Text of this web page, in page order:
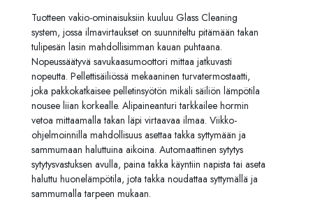
Tuotteen vakio-ominaisuksiin kuuluu Glass Cleaning
system, jossa ilmavirtaukset on suunniteltu pitämään takan
tulipesän lasin mahdollisimman kauan puhtaana.
Nopeussäätyvä savukaasumoottori mittaa jatkuvasti
nopeutta. Pellettisäiliössä mekaaninen turvatermostaatti,
joka pakkokatkaisee pelletinsyötön mikäli säiliön lämpötila
nousee liian korkealle. Alipaineanturi tarkkailee hormin
vetoa mittaamalla takan läpi virtaavaa ilmaa. Viikko-
ohjelmoinnilla mahdollisuus asettaa takka syttymään ja
sammumaan haluttuina aikoina. Automaattinen sytytys
sytytysvastuksen avulla, paina takka käyntiin napista tai aseta
haluttu huonelämpötila, jota takka noudattaa syttymällä ja
sammumalla tarpeen mukaan.